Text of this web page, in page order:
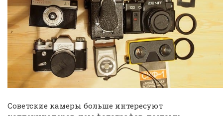
Советские камеры больше интересуют